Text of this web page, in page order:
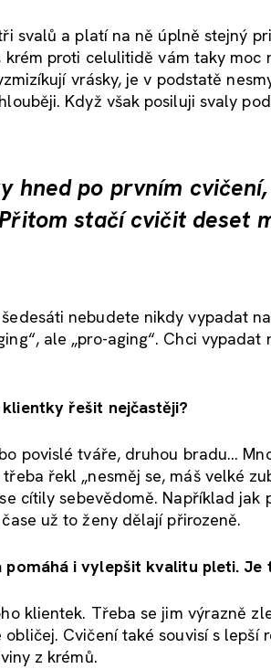
svalů a platí na ně úplně stejný
proti celulitidě vám taky moc
vrásky, je v podstatě
Když však posiluji svaly
hned po prvním
stačí cvičit deset
nebudete nikdy vypadat
ale „pro-aging“. Chci
řešit nejčastěji?
povislé tváře, druhou bradu...
řekl „nesměj se, máš velké
cítily sebevědomě. Například
už to ženy dělají přirozeně.
pomáhá i vylepšit kvalitu pleti. Je
klientek. Třeba se jim výrazně
Cvičení také souvisí s
z krémů.